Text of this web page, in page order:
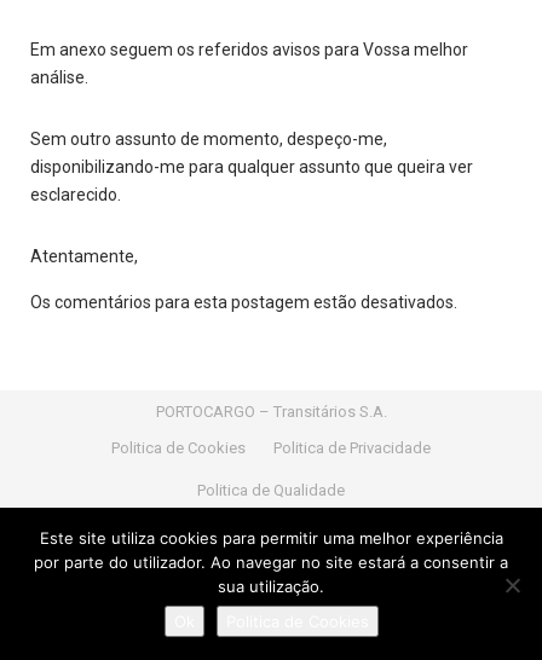
PORTOCARGO – Transitários S.A.
Politica de Cookies
Politica de Privacidade
Politica de Qualidade
Em anexo seguem os referidos avisos para Vossa melhor
análise.
Sem outro assunto de momento, despeço-me,
disponibilizando-me para qualquer assunto que queira ver
esclarecido.
Atentamente,
Os comentários para esta postagem estão desativados.
Nif:PT 502 327 545 |Capital Social:1.021.700,00 Euros
|Nº de licença transitário:Nº 900386/2016 do IMTT
Powered byPortocargodeveloped byPortocargo
© 2024PORTOCARGO – Transitários S.A
Este site utiliza cookies para permitir uma melhor experiência
por parte do utilizador. Ao navegar no site estará a consentir a
sua utilização.